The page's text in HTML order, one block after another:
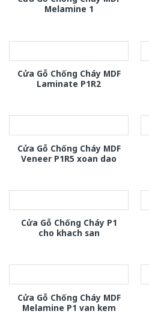
Melamine 1
Cửa Gỗ Chống Cháy MDF
Laminate P1R2
Cửa Gỗ Chống Cháy MDF
Veneer P1R5 xoan dao
Cửa Gỗ Chống Cháy P1
cho khach san
Cửa Gỗ Chống Cháy MDF
Melamine P1 van kem